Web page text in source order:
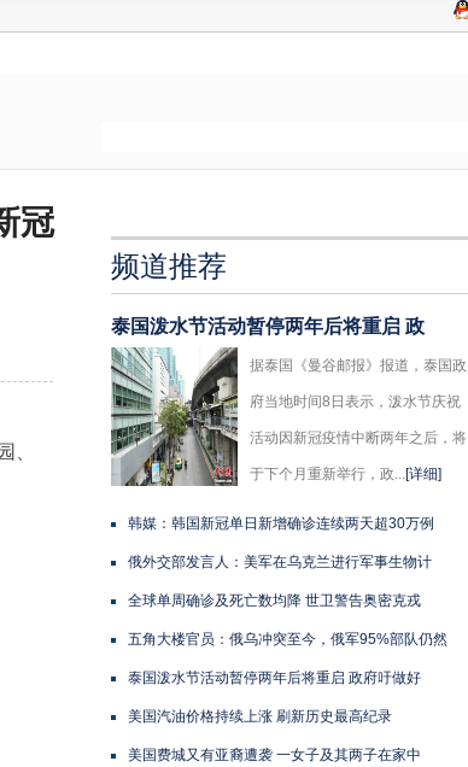
冠
、
频道推荐
泰国泼水节活动暂停两年后将重启 政
据泰国《曼谷邮报》报道，泰国政
府当地时间8日表示，泼水节庆祝
活动因新冠疫情中断两年之后，将
于下个月重新举行，政...[详细]
韩媒：韩国新冠单日新增确诊连续两天超30万例
俄外交部发言人：美军在乌克兰进行军事生物计
全球单周确诊及死亡数均降 世卫警告奥密克戎
五角大楼官员：俄乌冲突至今，俄军95%部队仍然
泰国泼水节活动暂停两年后将重启 政府吁做好
美国汽油价格持续上涨 刷新历史最高纪录
美国费城又有亚裔遭袭 一女子及其两子在家中